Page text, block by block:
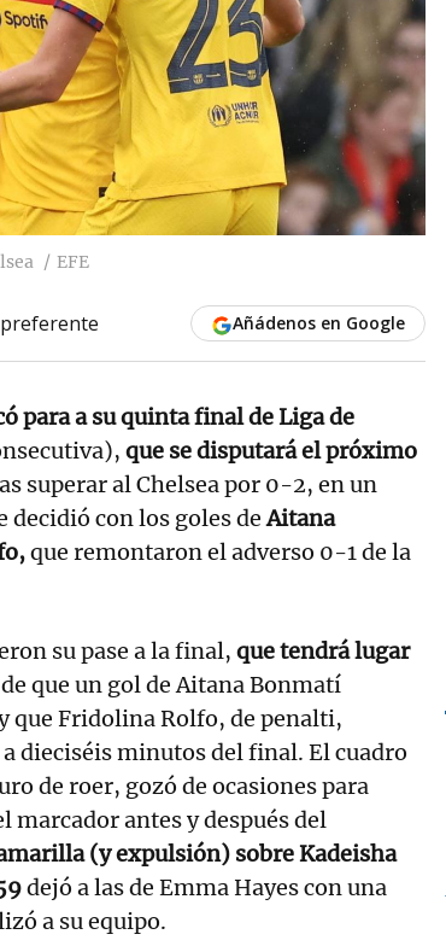
EFE
Añádenos en Google
para a su quinta final de Liga de
que se disputará el próximo
superar al Chelsea por 0-2, en un
decidió con los goles deAitana
que remontaron el adverso 0-1 de la
su pase a la final, que tendrá lugar
que un gol de Aitana Bonmatí
que Fridolina Rolfo, de penalti,
dieciséis minutos del final. El cuadro
de roer, gozó de ocasiones para
marcador antes y después del
(y expulsión) sobre Kadeisha
dejó a las de Emma Hayes con una
a su equipo.